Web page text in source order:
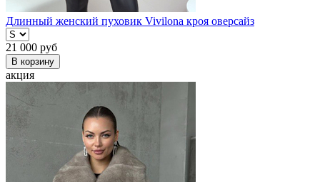
Длинный женский пуховик Vivilona кроя оверсайз
21 000 руб
В корзину
акция